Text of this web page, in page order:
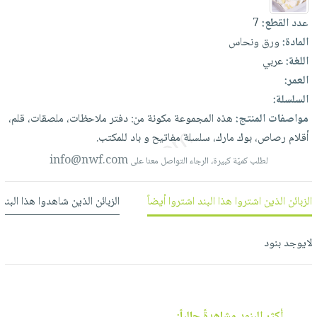
العناية
بالأسنان
الحمية
والتغذية
أدوات
المائدة
الأوعية
والتخزين
أدوات
المطبخ
الأكثر
مبيعاً
العودة
للمدارس
اكسسوارات
كتب
اكسسوارات
ملابس
مطرزات
حقائب
حلي
شحن
مجاني
بنود
مختارة
اشتراكات
كل
الاشتراكات
iKitab
بلا
بحث
متقدم
وفرات
الشركة
حسابك
عدد القطع:7
المادة:ورق ونحاس
اللغة:عربي
العمر:
السلسلة:
مواصفات المنتج:هذه المجموعة مكونة من:دفترملاحظات، ملصقات، قلم،
أقلام رصاص،بوكمارك، سلسلة مفاتيحوباد للمكتب.
لطلب كميّة كبيرة، الرجاء التواصل معنا علىinfo@nwf.com
الزبائن الذين اشتروا هذا البند اشتروا أيضاً الزبائن الذين شاهدوا هذا
لايوجد بنود